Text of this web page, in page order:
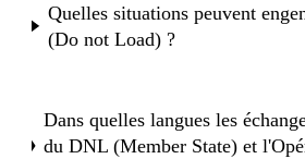
Quelles situations peuvent
(Do not Load) ?
Dans quelles langues les
du DNL (Member State) et